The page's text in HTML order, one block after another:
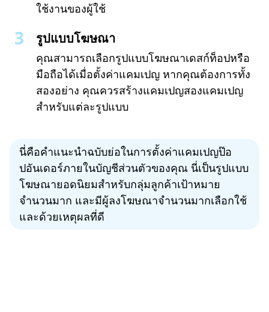
ใช้งานของผู้ใช้
รูปแบบโฆษณา
คุณสามารถเลือกรูปแบบโฆษณาเดสก์ท็อปหรือ
มือถือได้เมื่อตั้งค่าแคมเปญ หากคุณต้องการทั้ง
สองอย่าง คุณควรสร้างแคมเปญสองแคมเปญ
สำหรับแต่ละรูปแบบ
นี่คือคำแนะนำฉบับย่อในการตั้งค่าแคมเปญป๊อ
ปอันเดอร์ภายในบัญชีส่วนตัวของคุณ นี่เป็นรูปแบบ
โฆษณายอดนิยมสำหรับกลุ่มลูกค้าเป้าหมาย
จำนวนมาก และมีผู้ลงโฆษณาจำนวนมากเลือกใช้
และด้วยเหตุผลที่ดี